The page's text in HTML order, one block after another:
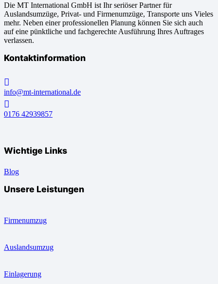
Die MT International GmbH ist Ihr seriöser Partner für
Auslandsumzüge, Privat- und Firmenumzüge, Transporte uns Vieles
mehr. Neben einer professionellen Planung können Sie sich auch
auf eine pünktliche und fachgerechte Ausführung Ihres Auftrages
verlassen.
Kontaktinformation
info@mt-international.de
0176 42939857
Wichtige Links
Blog
Unsere Leistungen
Firmenumzug
Auslandsumzug
Einlagerung